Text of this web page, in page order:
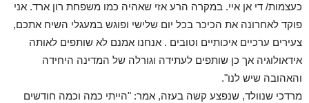
כעצמות/ די אן איי. במקרה הרע אזי שאהיה כמו משפחת רון ארד. אני
פוקד לאחרונה את הכיכר בכל יום שלישי ופוגש במעגלי השיח אתכם,
צעירים ערכיים איכותיים וטובים . אנחנו אמנם לא שותפים לאותה
אידאולוגיה אך כן שותפים לעתידה וגורלה של המדינה היחידה
והאהובה שיש לנו".
מרדכי שנוולד, שנפצע קשה בעזה, אמר: "הייתי כמה וכמה חודשים